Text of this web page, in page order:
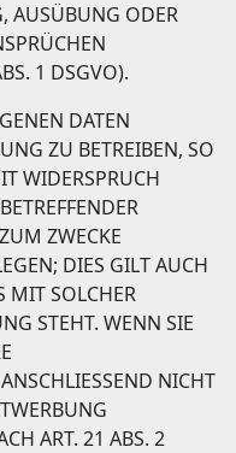
AUSÜBUNG ODER
1 DSGVO).
DATEN
ZU BETREIBEN, SO
WIDERSPRUCH
ZWECKE
DIES GILT AUCH
MIT SOLCHER
STEHT. WENN SIE
NICHT
ART. 21 ABS. 2